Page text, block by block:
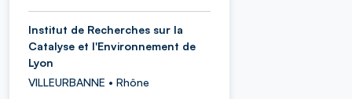
Institut de Recherches sur la
Catalyse et l'Environnement de
Lyon
VILLEURBANNE • Rhône